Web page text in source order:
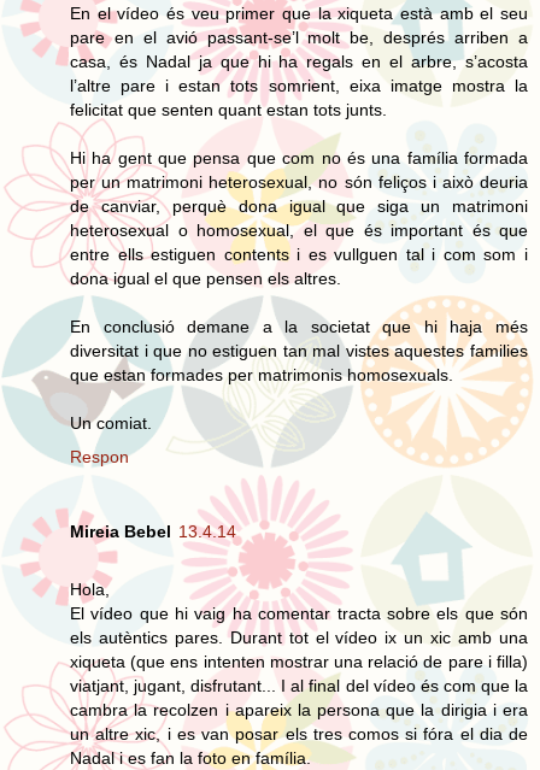
En el vídeo és veu primer que la xiqueta està amb el seu
pare en el avió passant-se’l molt be, després arriben a
casa, és Nadal ja que hi ha regals en el arbre, s’acosta
l’altre pare i estan tots somrient, eixa imatge mostra la
felicitat que senten quant estan tots junts.
Hi ha gent que pensa que com no és una família formada
per un matrimoni heterosexual, no són feliços i això deuria
de canviar, perquè dona igual que siga un matrimoni
heterosexual o homosexual, el que és important és que
entre ells estiguen contents i es vullguen tal i com som i
dona igual el que pensen els altres.
En conclusió demane a la societat que hi haja més
diversitat i que no estiguen tan mal vistes aquestes families
que estan formades per matrimonis homosexuals.
Un comiat.
Respon
Mireia Bebel 13.4.14
Hola,
El vídeo que hi vaig ha comentar tracta sobre els que són
els autèntics pares. Durant tot el vídeo ix un xic amb una
xiqueta (que ens intenten mostrar una relació de pare i filla)
viatjant, jugant, disfrutant... I al final del vídeo és com que la
cambra la recolzen i apareix la persona que la dirigia i era
un altre xic, i es van posar els tres comos si fóra el dia de
Nadal i es fan la foto en família.